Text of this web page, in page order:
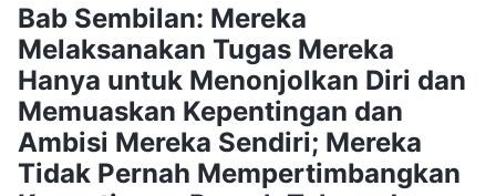
Bab Sembilan: Mereka
Melaksanakan Tugas Mereka
Hanya untuk Menonjolkan Diri dan
Memuaskan Kepentingan dan
Ambisi Mereka Sendiri; Mereka
Tidak Pernah Mempertimbangkan